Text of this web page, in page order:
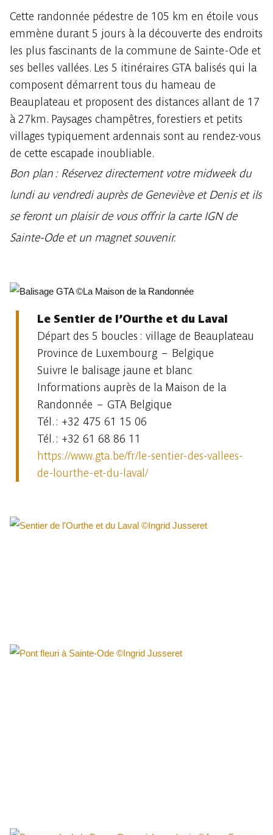
Cette randonnée pédestre de 105 km en étoile vous
emmène durant 5 jours à la découverte des endroits
les plus fascinants de la commune de Sainte-Ode et
ses belles vallées. Les 5 itinéraires GTA balisés qui la
composent démarrent tous du hameau de
Beauplateau et proposent des distances allant de 17
à 27km. Paysages champêtres, forestiers et petits
villages typiquement ardennais sont au rendez-vous
de cette escapade inoubliable.
Bon plan : Réservez directement votre midweek du
lundi au vendredi auprès de Geneviève et Denis et ils
se feront un plaisir de vous offrir la carte IGN de
Sainte-Ode et un magnet souvenir.
Le Sentier de l’Ourthe et du Laval
Départ des 5 boucles : village de Beauplateau
Province de Luxembourg – Belgique
Suivre le balisage jaune et blanc
Informations auprès de la Maison de la
Randonnée – GTA Belgique
Tél. : +32 475 61 15 06
Tél. : +32 61 68 86 11
https://www.gta.be/fr/le-sentier-des-vallees-
de-lourthe-et-du-laval/